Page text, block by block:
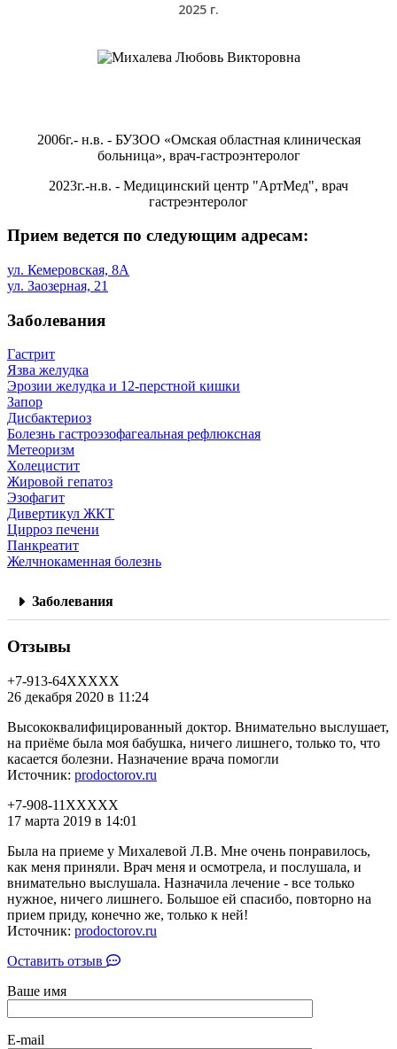
2025 г.
2006г.- н.в. - БУЗОО «Омская областная клиническая
больница», врач-гастроэнтеролог
2023г.-н.в. - Медицинский центр "АртМед", врач
гастреэнтеролог
Прием ведется по следующим адресам:
ул. Кемеровская, 8А
ул. Заозерная, 21
Заболевания
Гастрит
Язва желудка
Эрозии желудка и 12-перстной кишки
Запор
Дисбактериоз
Болезнь гастроэзофагеальная рефлюксная
Метеоризм
Холецистит
Жировой гепатоз
Эзофагит
Дивертикул ЖКТ
Цирроз печени
Панкреатит
Желчнокаменная болезнь
Заболевания
Отзывы
+7-913-64XXXXX
26 декабря 2020 в 11:24
Высококвалифицированный доктор. Внимательно выслушает,
на приёме была моя бабушка, ничего лишнего, только то, что
касается болезни. Назначение врача помогли
Источник: prodoctorov.ru
+7-908-11XXXXX
17 марта 2019 в 14:01
Была на приеме у Михалевой Л.В. Мне очень понравилось,
как меня приняли. Врач меня и осмотрела, и послушала, и
внимательно выслушала. Назначила лечение - все только
нужное, ничего лишнего. Большое ей спасибо, повторно на
прием приду, конечно же, только к ней!
Источник: prodoctorov.ru
Оставить отзыв
Ваше имя
E-mail